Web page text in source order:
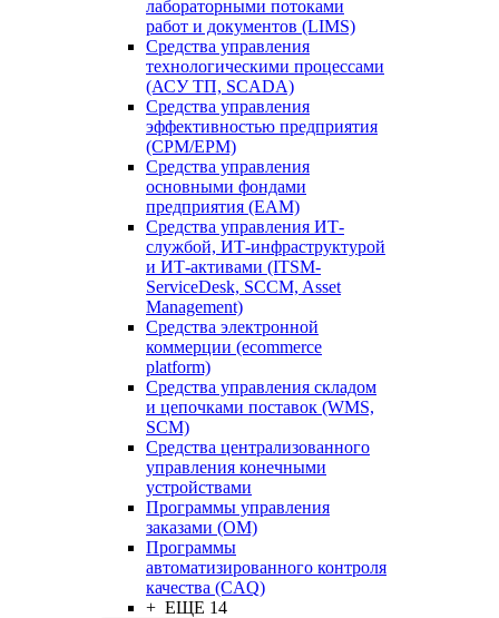
лабораторными потоками
работ и документов (LIMS)
Средства управления
технологическими процессами
(АСУ ТП, SCADA)
Средства управления
эффективностью предприятия
(CPM/EPM)
Средства управления
основными фондами
предприятия (EAM)
Средства управления ИТ-
службой, ИТ-инфраструктурой
и ИТ-активами (ITSM-
ServiceDesk, SCCM, Asset
Management)
Средства электронной
коммерции (ecommerce
platform)
Средства управления складом
и цепочками поставок (WMS,
SCM)
Средства централизованного
управления конечными
устройствами
Программы управления
заказами (OM)
Программы
автоматизированного контроля
качества (CAQ)
+ ЕЩЕ 14